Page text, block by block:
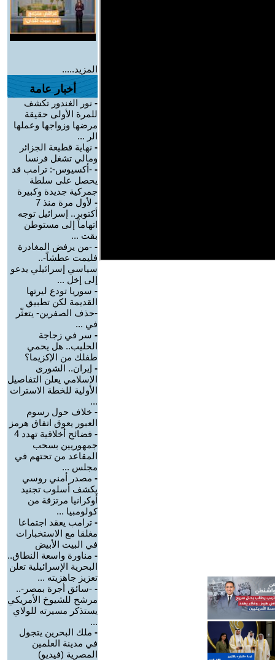
المزيد.....
أخبار عامة
- نور الغندور تكشف
للمرة الأولى حقيقة
مرضها وزواجها وعملها
الر ...
- نهاية قطيعة الجزائر
ومالي تشغل فرنسا
- -أكسيوس-: ترامب قد
يحصل على سلطة
جمركية جديدة وكبيرة
-
لأول مرة منذ 7
أكتوبر.. إسرائيل توجه
اتهاماً إلى مستوطن
بقت ...
- -من يرفض المغادرة
فليمت عطشاً-..
سياسي إسرائيلي يدعو
إلى إخل ...
- سوريا تودع ليرتها
القديمة لكن تطبيق
-حذف الصفرين- يتعثّر
في ...
- سر في زجاجة
الحليب.. هل يحمي
طفلك من الإكزيما؟
- إيران.. الشورى
الإسلامي يعلن التفاصيل
الأولية للخطة الاسترات
...
- خلاف حول رسوم
العبور يعوق اتفاق هرمز
-
فضائح أخلاقية تهدد 4
جمهوريين بسحب
المقاعد من تحتهم في
مجلس ...
- مصدر أمني روسي
يكشف أسلوب تجنيد
أوكرانيا مرتزقة من
كولومبيا ...
- ترامب يعقد اجتماعا
مغلقا مع الاستخبارات
في البيت الأبيض
- مناورة واسعة النطاق..
البحرية الإسرائيلية تعلن
تعزيز جاهزيته ...
- -سائق أجرة بمصر-..
مرشح للشيوخ الأمريكي
يستذكر مسيرته للولاي
...
- ملك البحرين يتجول
في مدينة العلمين
المصرية (فيديو)